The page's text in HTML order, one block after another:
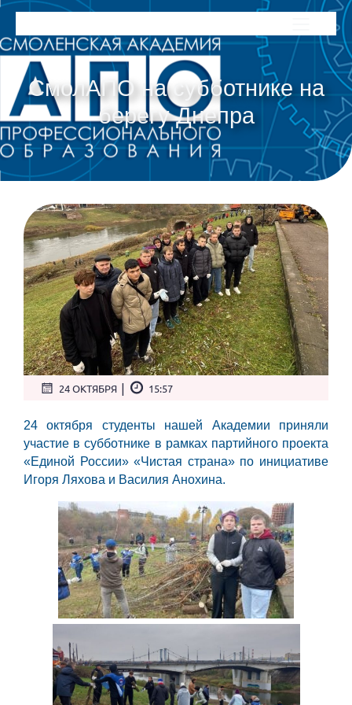
СмолАПО на субботнике на
берегу Днепра
24 ОКТЯБРЯ | 15:57
24 октября студенты нашей Академии приняли
участие в субботнике в рамках партийного проекта
«Единой России» «Чистая страна» по инициативе
Игоря Ляхова и Василия Анохина.